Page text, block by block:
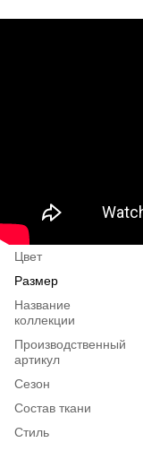
Цвет
Размер
Название
коллекции
Производственный
артикул
Сезон
Состав ткани
Стиль